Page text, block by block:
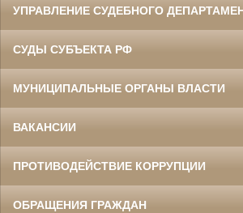
УПРАВЛЕНИЕ СУДЕБНОГО
СУДЫ СУБЪЕКТА РФ
МУНИЦИПАЛЬНЫЕ ОРГАНЫ ВЛАСТИ
ВАКАНСИИ
ПРОТИВОДЕЙСТВИЕ КОРРУПЦИИ
ОБРАЩЕНИЯ ГРАЖДАН